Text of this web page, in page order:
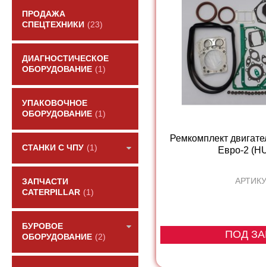
ПРОДАЖА
СПЕЦТЕХНИКИ (23)
ДИАГНОСТИЧЕСКОЕ
ОБОРУДОВАНИЕ (1)
УПАКОВОЧНОЕ
ОБОРУДОВАНИЕ (1)
СТАНКИ С ЧПУ (1)
ЗАПЧАСТИ
CATERPILLAR (1)
БУРОВОЕ
ОБОРУДОВАНИЕ (2)
Ремкомплект
Евро-2
ПОД